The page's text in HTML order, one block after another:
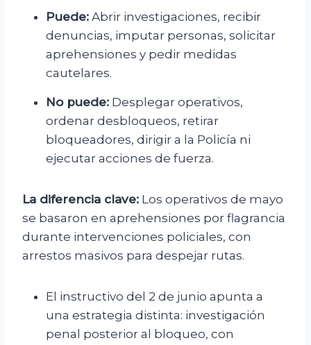
Puede: Abrir investigaciones, recibir
denuncias, imputar personas, solicitar
aprehensiones y pedir medidas
cautelares.
No puede: Desplegar operativos,
ordenar desbloqueos, retirar
bloqueadores, dirigir a la Policía ni
ejecutar acciones de fuerza.
La diferencia clave: Los operativos de mayo
se basaron en aprehensiones por flagrancia
durante intervenciones policiales, con
arrestos masivos para despejar rutas.
El instructivo del 2 de junio apunta a
una estrategia distinta: investigación
penal posterior al bloqueo, con